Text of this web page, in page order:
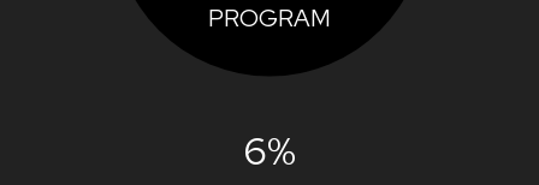
PROGRAM
6%